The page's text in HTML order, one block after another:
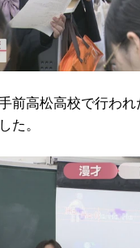
前高松高校で行われ
た。